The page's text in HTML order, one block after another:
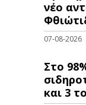
νέo
07-08-2026
Στο
και 3